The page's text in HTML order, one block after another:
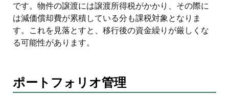
です。物件の譲渡には譲渡所得税がかかり、その際に
は減価償却費が累積している分も課税対象となりま
す。これを見落とすと、移行後の資金繰りが厳しくな
る可能性があります。
ポートフォリオ管理